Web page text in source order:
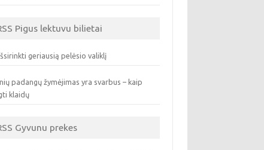
Pigus lektuvu bilietai
geriausią pelėsio valiklį
padangų žymėjimas yra svarbus – kaip
klaidų
Gyvunu prekes